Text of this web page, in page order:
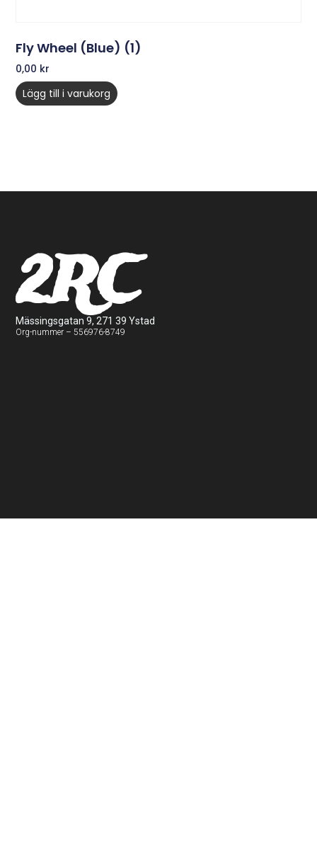
Fly Wheel (Blue) (1)
0,00 kr
Lägg till i varukorg
2RC
Mässingsgatan 9, 271 39 Ystad
Org-nummer – 556976-8749